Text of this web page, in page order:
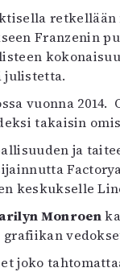
Franzenin
julistetta.
vuonna
takaisin
ja
keskukselle
Monroen
joko